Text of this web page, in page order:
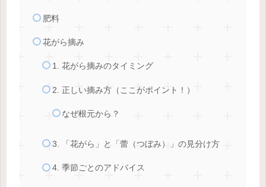
肥料
花がら摘み
1. 花がら摘みのタイミング
2. 正しい摘み方（ここがポイント！）
なぜ根元から？
3. 「花がら」と「蕾（つぼみ）」の見分け方
4. 季節ごとのアドバイス